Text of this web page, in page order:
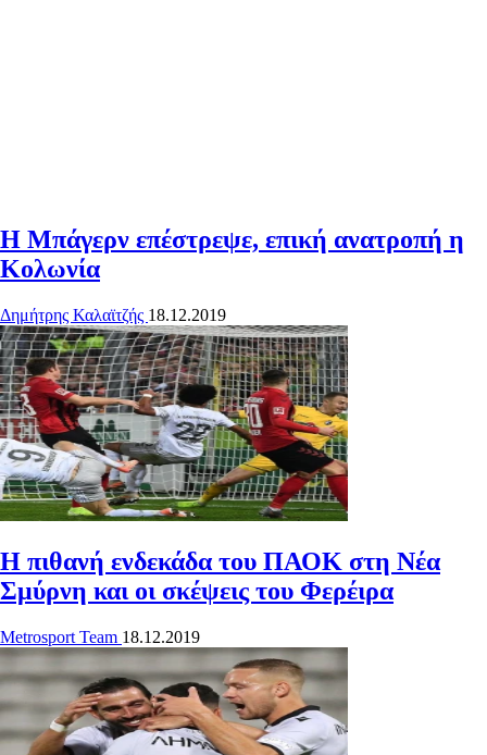
Η Μπάγερν επέστρεψε, επική ανατροπή η
Κολωνία
Δημήτρης Καλαϊτζής 18.12.2019
Η πιθανή ενδεκάδα του ΠΑΟΚ στη Νέα
Σμύρνη και οι σκέψεις του Φερέιρα
Metrosport Team 18.12.2019